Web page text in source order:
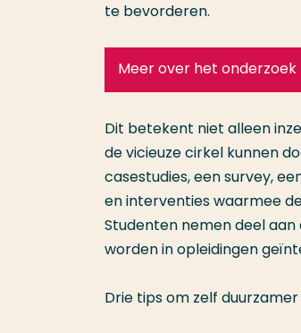
te bevorderen.
Meer over het onderzoek
Dit betekent niet alleen
de vicieuze cirkel kunnen
casestudies, een survey,
en interventies waarmee
Studenten nemen deel
worden in opleidingen
Drie tips om zelf